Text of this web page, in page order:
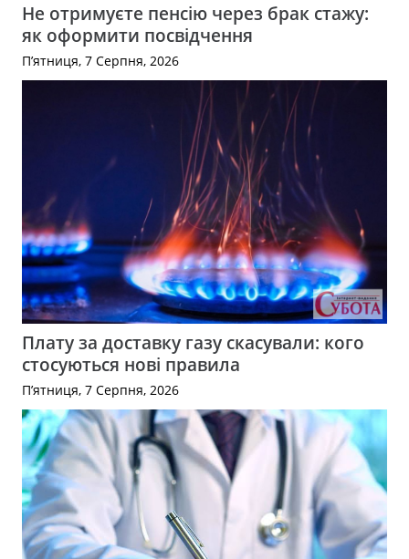
Не отримуєте пенсію через брак стажу:
як оформити посвідчення
П’ятниця, 7 Серпня, 2026
Плату за доставку газу скасували: кого
стосуються нові правила
П’ятниця, 7 Серпня, 2026